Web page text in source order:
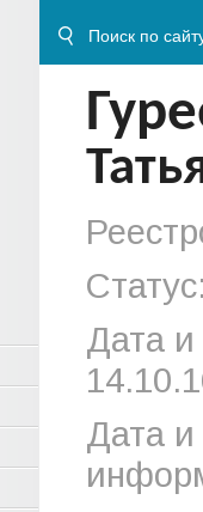
Дата
Дата и